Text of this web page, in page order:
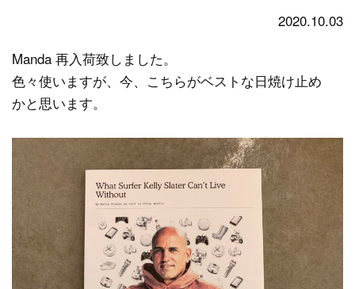
2020.10.03
Manda 再入荷致しました。
色々使いますが、今、こちらがベストな日焼け止め
かと思います。